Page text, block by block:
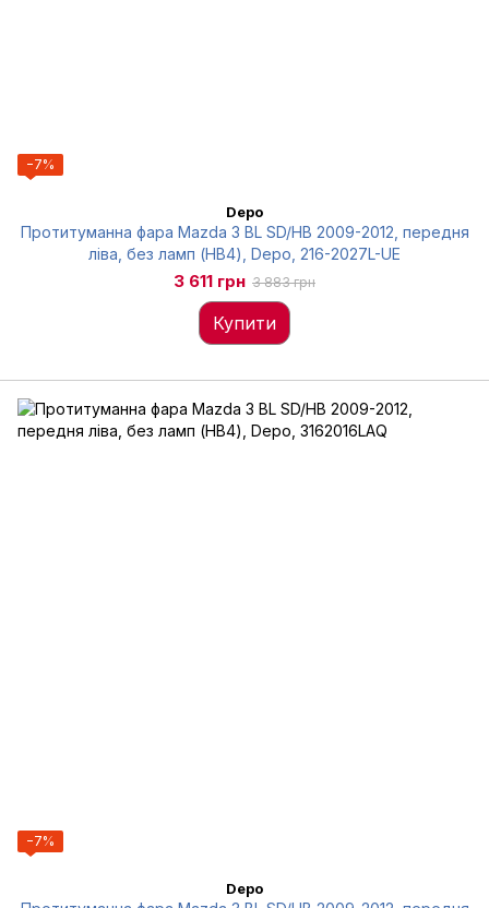
−7%
Depo
Протитуманна фара Mazda 3 BL SD/HB 2009-2012, передня
ліва, без ламп (HB4), Depo, 216-2027L-UE
3 611 грн 3 883 грн
Купити
−7%
Depo